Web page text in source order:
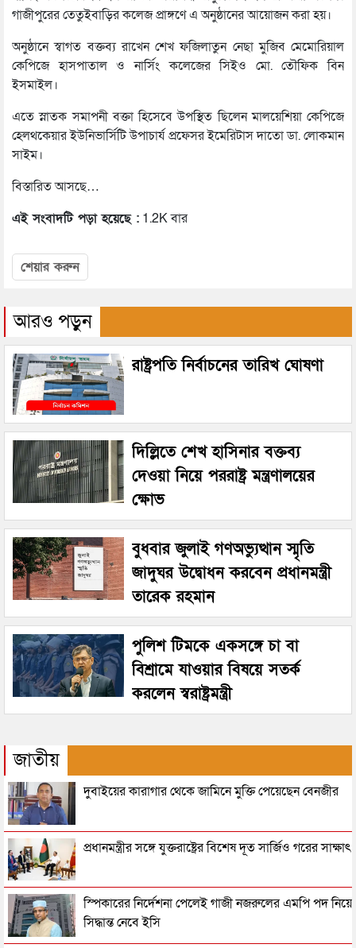
গাজীপুরের তেতুইবাড়ির কলেজ প্রাঙ্গণে এ অনুষ্ঠানের আয়োজন করা হয়।
অনুষ্ঠানে স্বাগত বক্তব্য রাখেন শেখ ফজিলাতুন নেছা মুজিব মেমোরিয়াল
কেপিজে হাসপাতাল ও নার্সিং কলেজের সিইও মো. তৌফিক বিন
ইসমাইল।
এতে স্নাতক সমাপনী বক্তা হিসেবে উপস্থিত ছিলেন মালয়েশিয়া কেপিজে
হেলথকেয়ার ইউনিভার্সিটি উপাচার্য প্রফেসর ইমেরিটাস দাতো ডা. লোকমান
সাইম।
বিস্তারিত আসছে…
এই সংবাদটি পড়া হয়েছে : 1.2K বার
শেয়ার করুন
আরও পড়ুন
রাষ্ট্রপতি নির্বাচনের তারিখ ঘোষণা
দিল্লিতে শেখ হাসিনার বক্তব্য
দেওয়া নিয়ে পররাষ্ট্র মন্ত্রণালয়ের
ক্ষোভ
বুধবার জুলাই গণঅভ্যুত্থান স্মৃতি
জাদুঘর উদ্বোধন করবেন প্রধানমন্ত্রী
তারেক রহমান
পুলিশ টিমকে একসঙ্গে চা বা
বিশ্রামে যাওয়ার বিষয়ে সতর্ক
করলেন স্বরাষ্ট্রমন্ত্রী
জাতীয়
দুবাইয়ের কারাগার থেকে জামিনে মুক্তি পেয়েছেন বেনজীর
প্রধানমন্ত্রীর সঙ্গে যুক্তরাষ্ট্রের বিশেষ দূত সার্জিও গরের সাক্ষাৎ
স্পিকারের নির্দেশনা পেলেই গাজী নজরুলের এমপি পদ নিয়ে
সিদ্ধান্ত নেবে ইসি